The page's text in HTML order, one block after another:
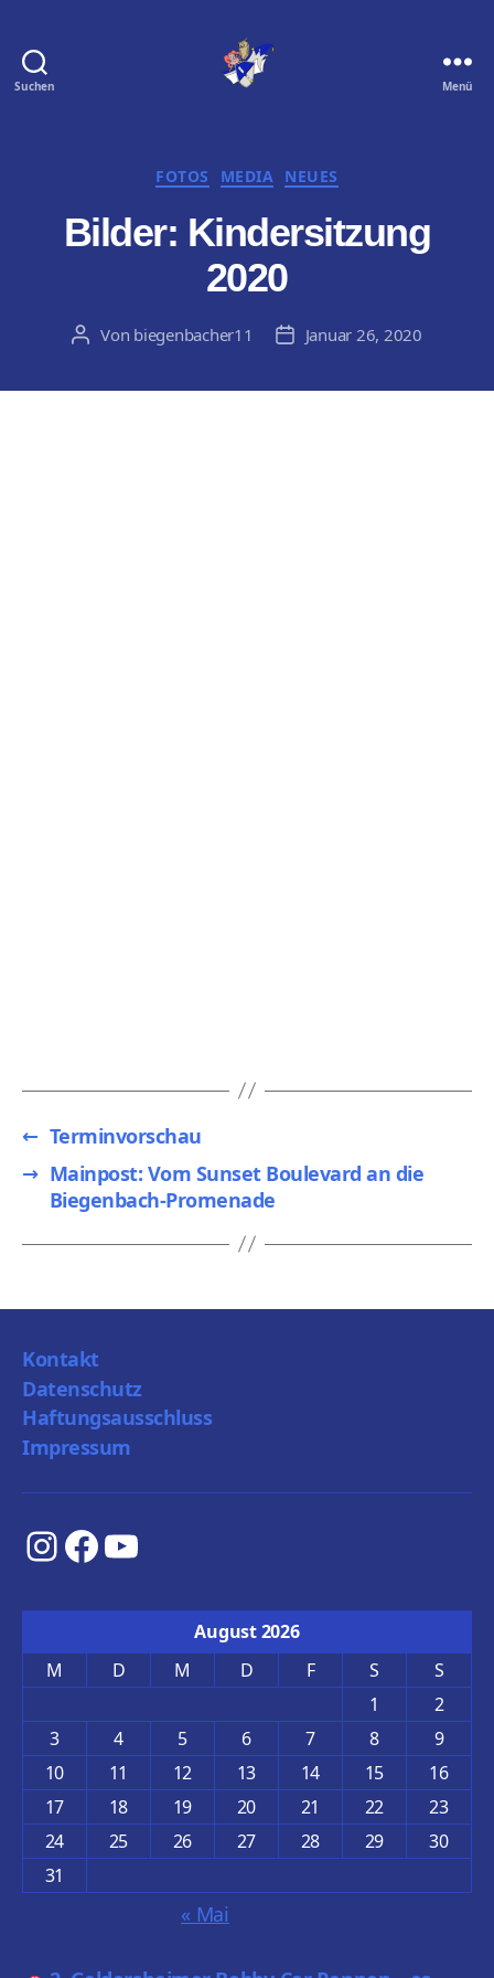
Suchen
V.
Menü
Kategorien
FOTOS MEDIA NEUES
Bilder: Kindersitzung
2020
Beitragsautor
Von biegenbacher11 Veröffentlichungsdatum
Januar 26, 2020
← Terminvorschau
→ Mainpost: Vom Sunset Boulevard an die
Biegenbach-Promenade
Kontakt
Datenschutz
Haftungsausschluss
Impressum
Instagram
Facebook
YouTube
August 2026
M
D M D F S
S
1
2
3
4 5 6 7 8
9
10
11 12 13 14 15
16
17
18 19 20 21 22
23
24
25 26 27 28 29
30
31
« Mai